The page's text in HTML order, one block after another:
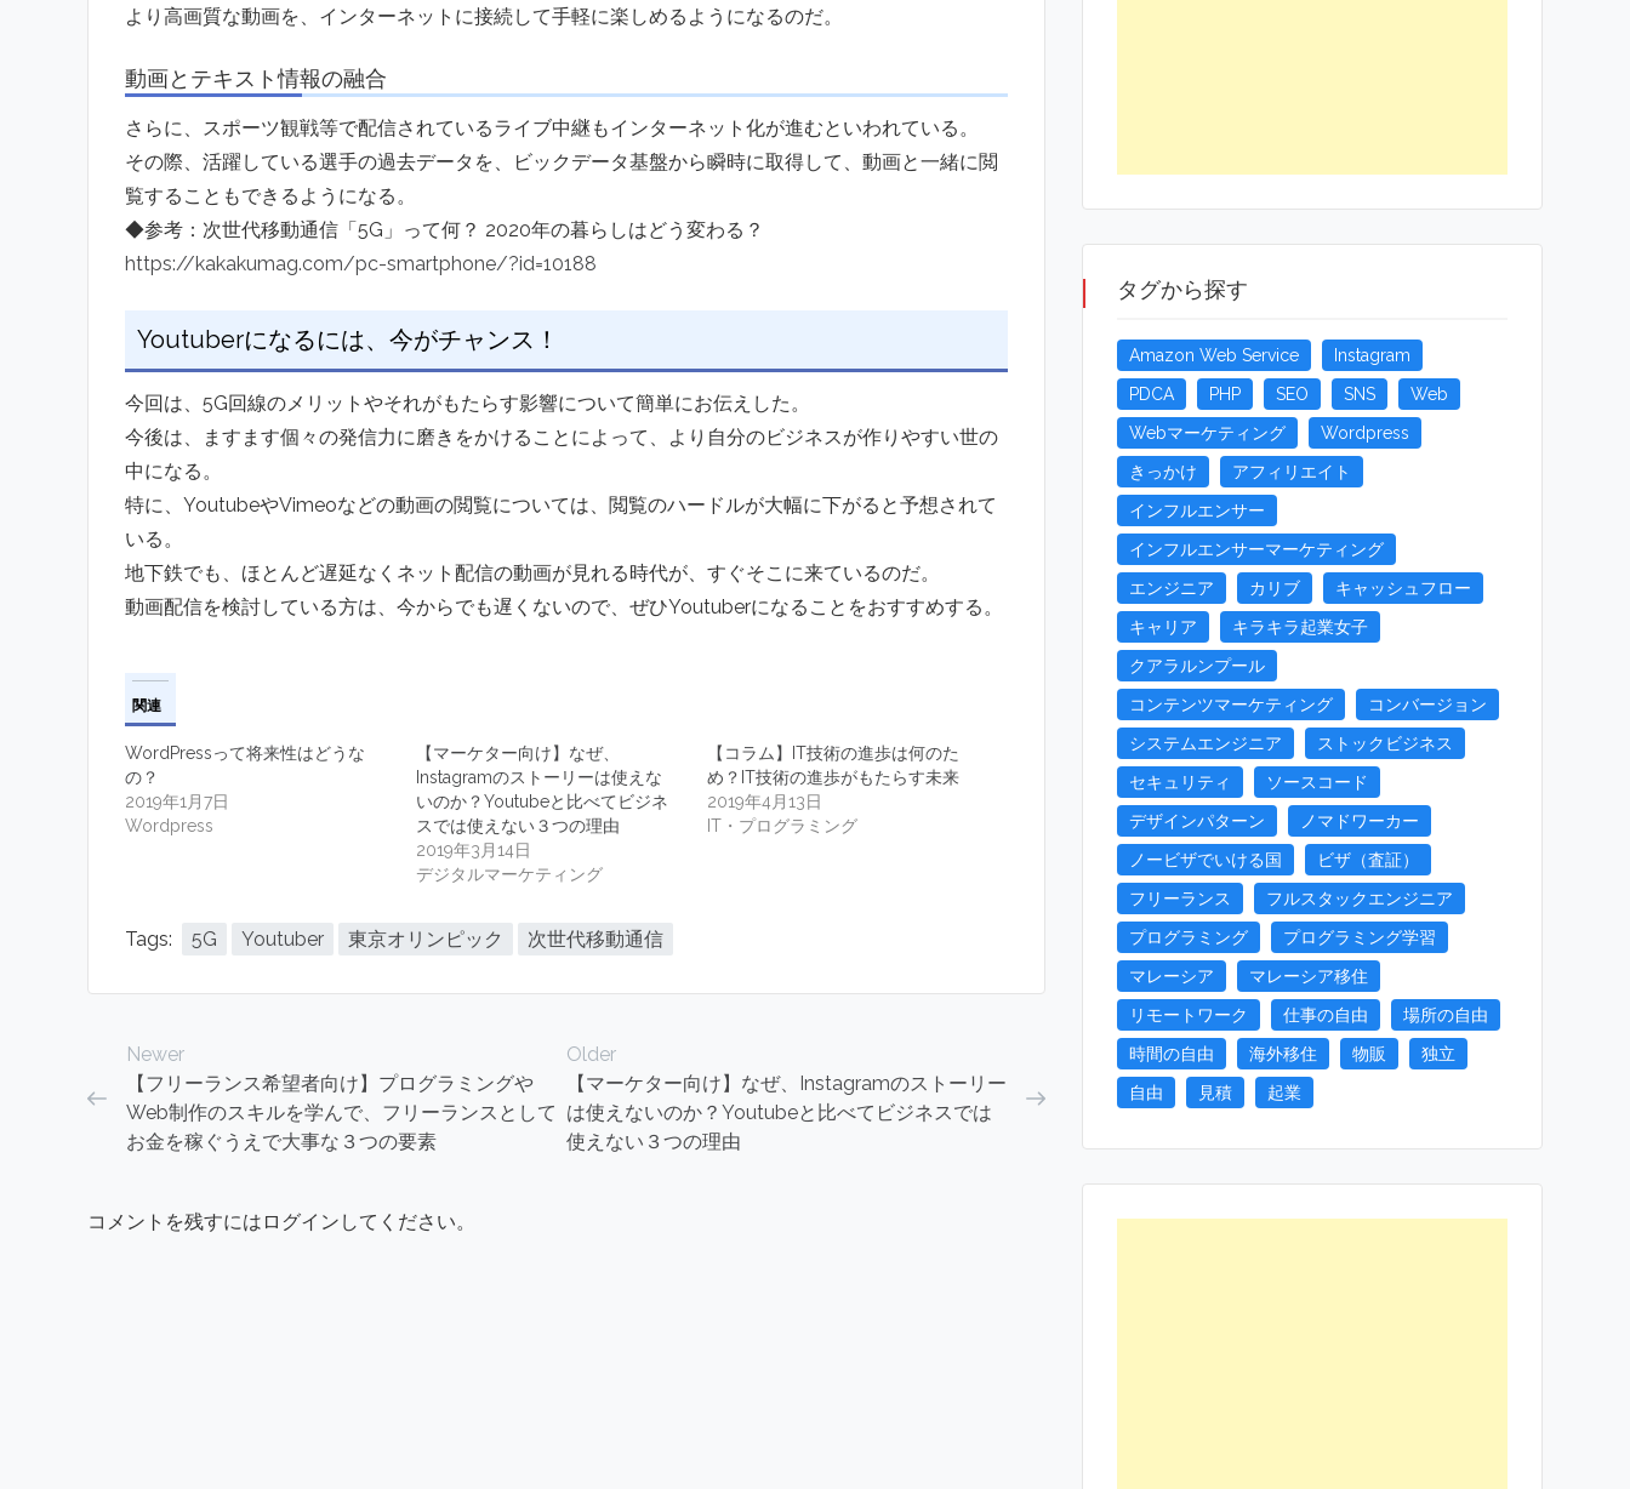
より高画質な動画を、インターネットに接続して手軽に楽しめるようになるのだ。
動画とテキスト情報の融合
さらに、スポーツ観戦等で配信されているライブ中継もインターネット化が進むといわれている。
その際、活躍している選手の過去データを、ビックデータ基盤から瞬時に取得して、動画と一緒に閲
覧することもできるようになる。
◆参考：次世代移動通信「5G」って何？ 2020年の暮らしはどう変わる？
https://kakakumag.com/pc-smartphone/?id=10188
Youtuberになるには、今がチャンス！
今回は、5G回線のメリットやそれがもたらす影響について簡単にお伝えした。
今後は、ますます個々の発信力に磨きをかけることによって、より自分のビジネスが作りやすい世の
中になる。
特に、YoutubeやVimeoなどの動画の閲覧については、閲覧のハードルが大幅に下がると予想されて
いる。
地下鉄でも、ほとんど遅延なくネット配信の動画が見れる時代が、すぐそこに来ているのだ。
動画配信を検討している方は、今からでも遅くないので、ぜひYoutuberになることをおすすめする。
関連
WordPressって将来性はどうな
の？
2019年1月7日
Wordpress
【マーケター向け】なぜ、
Instagramのストーリーは使えな
いのか？Youtubeと比べてビジネ
スでは使えない３つの理由
2019年3月14日
デジタルマーケティング
【コラム】IT技術の進歩は何のた
め？IT技術の進歩がもたらす未来
2019年4月13日
IT・プログラミング
Tags: 5G Youtuber 東京オリンピック 次世代移動通信
Newer
【フリーランス希望者向け】プログラミングや
Web制作のスキルを学んで、フリーランスとして
お金を稼ぐうえで大事な３つの要素
Older
【マーケター向け】なぜ、Instagramのストーリー
は使えないのか？Youtubeと比べてビジネスでは
使えない３つの理由
コメントを残すにはログインしてください。
タグから探す
Amazon Web Service
Instagram
PDCA
PHP SEO SNS
Web
Webマーケティング
Wordpress
きっかけ
アフィリエイト
インフルエンサー
インフルエンサーマーケティング
エンジニア
カリブ
キャッシュフロー
キャリア
キラキラ起業女子
クアラルンプール
コンテンツマーケティング
コンバージョン
システムエンジニア
ストックビジネス
セキュリティ
ソースコード
デザインパターン
ノマドワーカー
ノービザでいける国
ビザ（査証）
フリーランス
フルスタックエンジニア
プログラミング
プログラミング学習
マレーシア
マレーシア移住
リモートワーク
仕事の自由
場所の自由
時間の自由
海外移住 物販
独立
自由
見積 起業